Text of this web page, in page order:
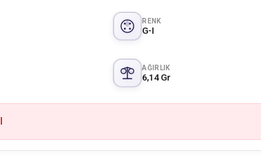
RENK
G-I
AĞIRLIK
6,14 Gr